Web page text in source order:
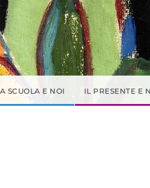
SCUOLA E NOI IL PRESENTE E